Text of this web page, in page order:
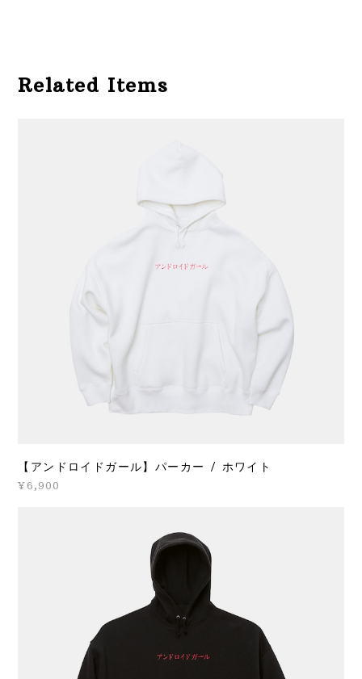
Related Items
【アンドロイドガール】パーカー / ホワイト
¥6,900